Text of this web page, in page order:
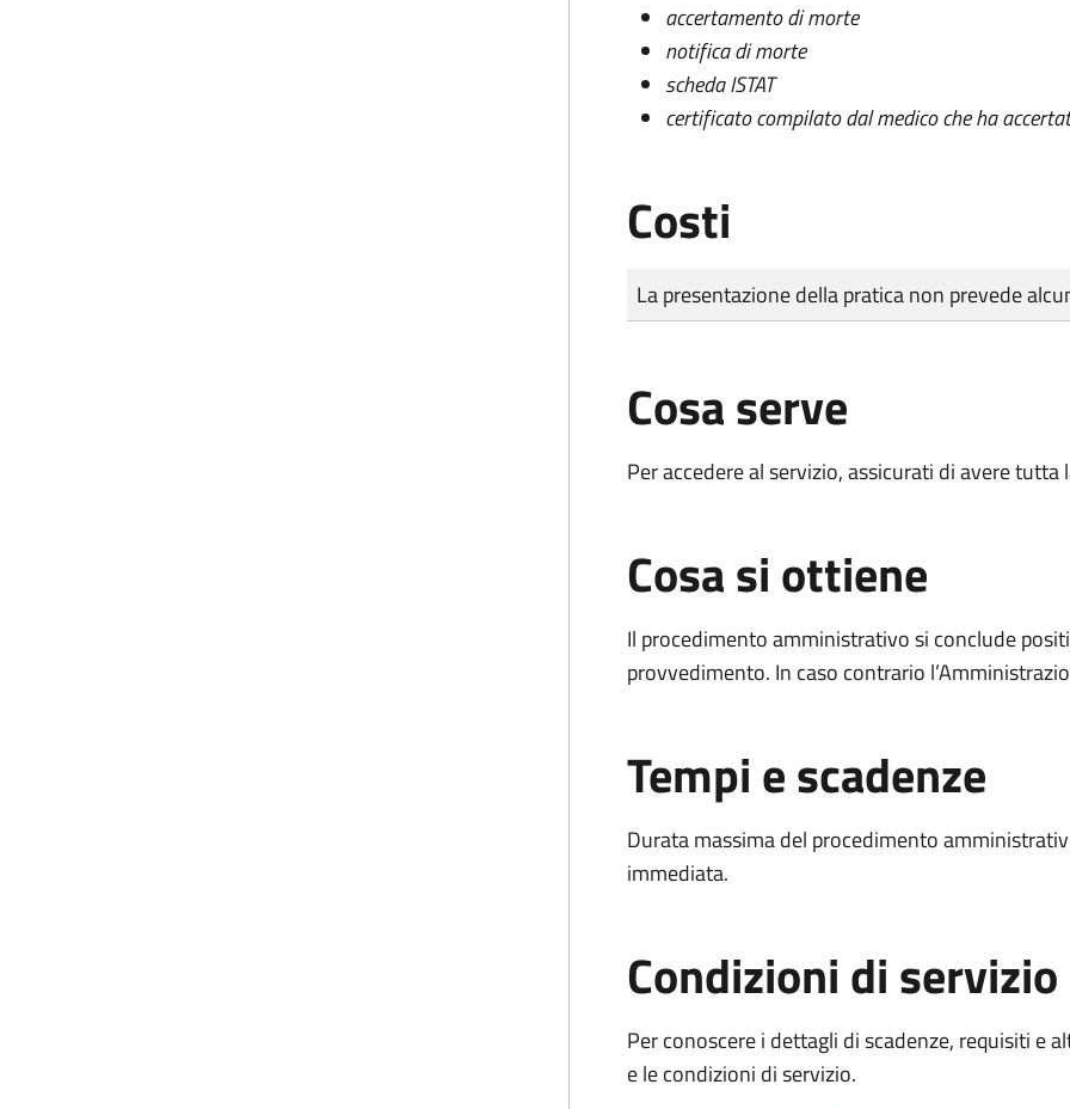
accertamento di morte
notifica di morte
scheda ISTAT
certificato compilato dal medico che ha
Costi
Tipo di pagamento
Importo
La presentazione della pratica non prevede
Cosa serve
Per accedere al servizio, assicurati di avere
Cosa si ottiene
Il procedimento amministrativo si conclude
provvedimento. In caso contrario
Tempi e scadenze
Durata massima del procedimento
immediata.
Condizioni di servizio
Per conoscere i dettagli di scadenze, requisiti e
e le condizioni di servizio.